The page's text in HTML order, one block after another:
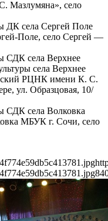
Мазлумяна», село
ДК села Сергей Поле
Поле, село Сергей —
СДК села Верхнее
села Верхнее
РЦНК имени К. С.
ул. Образцовая, 10/
СДК села Волковка
МБУК г. Сочи, село